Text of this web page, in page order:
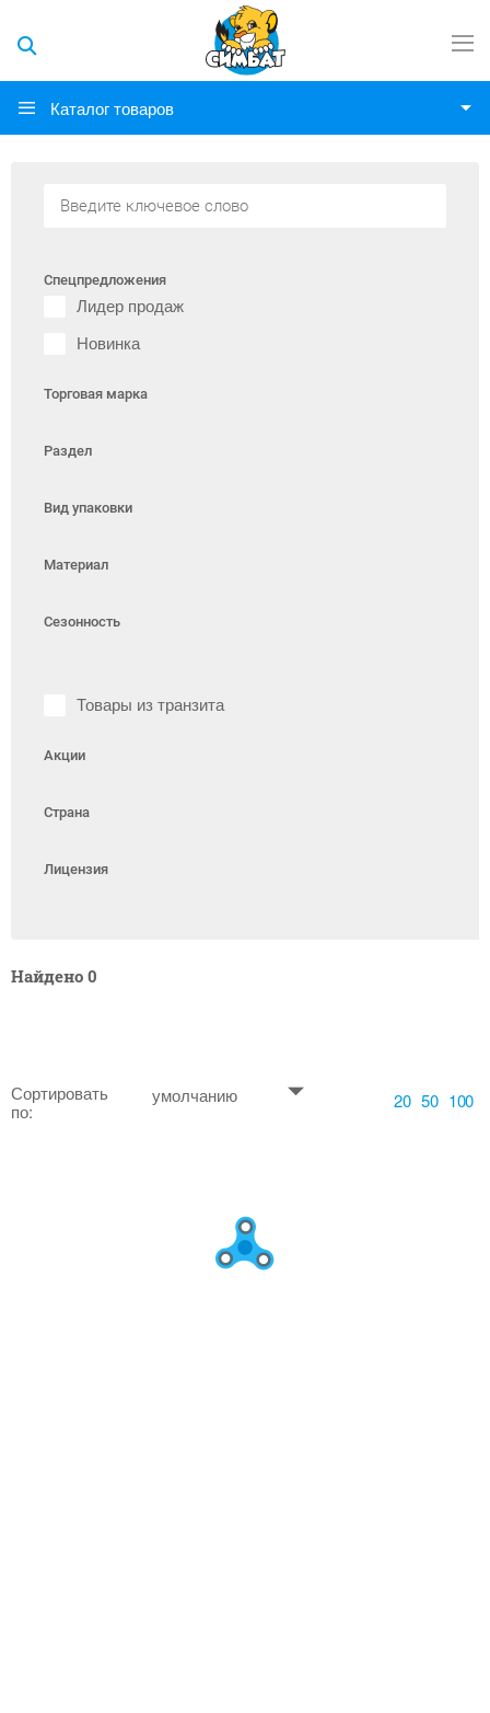
Каталог товаров
Спецпредложения
Лидер продаж
Новинка
Торговая марка
Раздел
Вид упаковки
Материал
Сезонность
Товары из транзита
Акции
Страна
Лицензия
Найдено 0
Сортировать
по:
умолчанию 20 50 100